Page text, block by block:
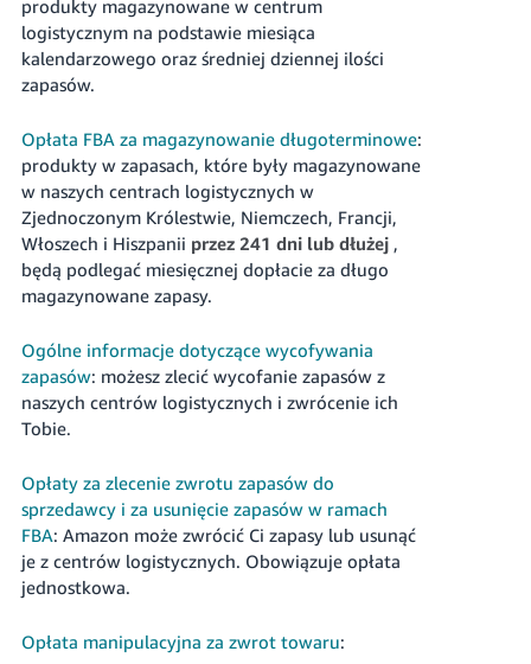
produkty magazynowane w centrum
logistycznym na podstawie miesiąca
kalendarzowego oraz średniej dziennej ilości
zapasów.
Opłata FBA za magazynowanie długoterminowe:
produkty w zapasach, które były magazynowane
w naszych centrach logistycznych w
Zjednoczonym Królestwie, Niemczech, Francji,
Włoszech i Hiszpanii przez 241 dni lub dłużej,
będą podlegać miesięcznej dopłacie za długo
magazynowane zapasy.
Ogólne informacje dotyczące wycofywania
zapasów: możesz zlecić wycofanie zapasów z
naszych centrów logistycznych i zwrócenie ich
Tobie.
Opłaty za zlecenie zwrotu zapasów do
sprzedawcy i za usunięcie zapasów w ramach
FBA: Amazon może zwrócić Ci zapasy lub usunąć
je z centrów logistycznych. Obowiązuje opłata
jednostkowa.
Opłata manipulacyjna za zwrot towaru: